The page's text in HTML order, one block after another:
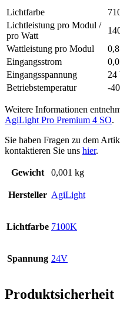
Lichtfarbe
Lichtleistung pro Modul /
pro Watt
Wattleistung pro Modul
Eingangsstrom
Eingangsspannung
24
Betriebstemperatur
-
Weitere Informationen
AgiLight Pro Premium 4 SO.
Sie haben Fragen zu dem
kontaktieren Sie uns hier.
Gewicht 0,001 kg
Hersteller AgiLight
Lichtfarbe 7100K
Spannung 24V
Produktsicherheit